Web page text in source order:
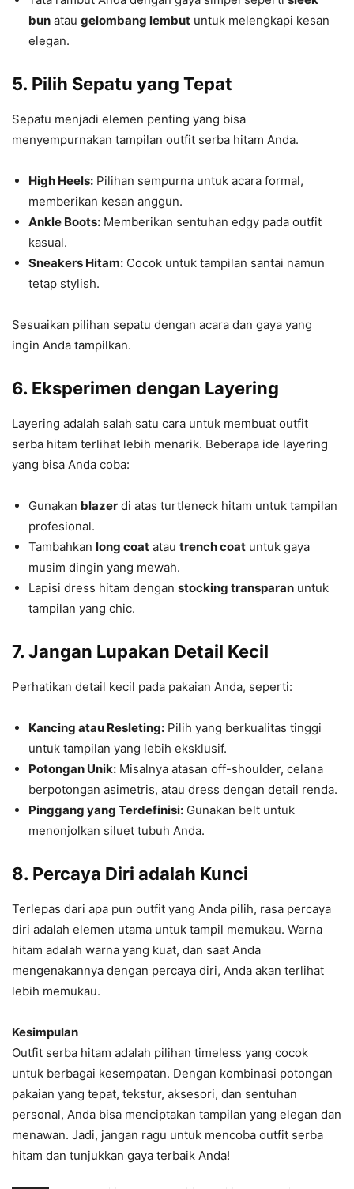
bun atau gelombang lembut untuk melengkapi kesan
elegan.
5. Pilih Sepatu yang Tepat
Sepatu menjadi elemen penting yang bisa
menyempurnakan tampilan outfit serba hitam Anda.
High Heels: Pilihan sempurna untuk acara formal,
memberikan kesan anggun.
Ankle Boots: Memberikan sentuhan edgy pada outfit
kasual.
Sneakers Hitam: Cocok untuk tampilan santai namun
tetap stylish.
Sesuaikan pilihan sepatu dengan acara dan gaya yang
ingin Anda tampilkan.
6. Eksperimen dengan Layering
Layering adalah salah satu cara untuk membuat outfit
serba hitam terlihat lebih menarik. Beberapa ide layering
yang bisa Anda coba:
Gunakan blazer di atas turtleneck hitam untuk tampilan
profesional.
Tambahkan long coat atau trench coat untuk gaya
musim dingin yang mewah.
Lapisi dress hitam dengan stocking transparan untuk
tampilan yang chic.
7. Jangan Lupakan Detail Kecil
Perhatikan detail kecil pada pakaian Anda, seperti:
Kancing atau Resleting: Pilih yang berkualitas tinggi
untuk tampilan yang lebih eksklusif.
Potongan Unik: Misalnya atasan off-shoulder, celana
berpotongan asimetris, atau dress dengan detail renda.
Pinggang yang Terdefinisi: Gunakan belt untuk
menonjolkan siluet tubuh Anda.
8. Percaya Diri adalah Kunci
Terlepas dari apa pun outfit yang Anda pilih, rasa percaya
diri adalah elemen utama untuk tampil memukau. Warna
hitam adalah warna yang kuat, dan saat Anda
mengenakannya dengan percaya diri, Anda akan terlihat
lebih memukau.
Kesimpulan
Outfit serba hitam adalah pilihan timeless yang cocok
untuk berbagai kesempatan. Dengan kombinasi potongan
pakaian yang tepat, tekstur, aksesori, dan sentuhan
personal, Anda bisa menciptakan tampilan yang elegan dan
menawan. Jadi, jangan ragu untuk mencoba outfit serba
hitam dan tunjukkan gaya terbaik Anda!